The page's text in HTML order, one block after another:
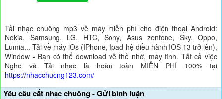
Tải nhạc chuông mp3 về máy miễn phí cho điện thoại Android:
Nokia, Samsung, LG, HTC, Sony, Asus zenfone, Sky, Oppo,
Lumia... Tải về máy iOs (IPhone, Ipad hệ điều hành IOS 13 trở lên),
Window - Bạn có thể download về thẻ nhớ, máy tính. Tất cả việc
Nghe và Tải nhạc là hoàn toàn MIỄN PHÍ 100% tại
https://nhacchuong123.com/
Yêu cầu cắt nhạc chuông - Gửi bình luận